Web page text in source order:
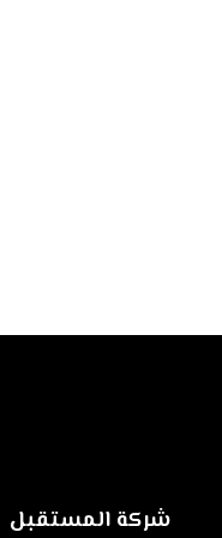
شركة المستقبل